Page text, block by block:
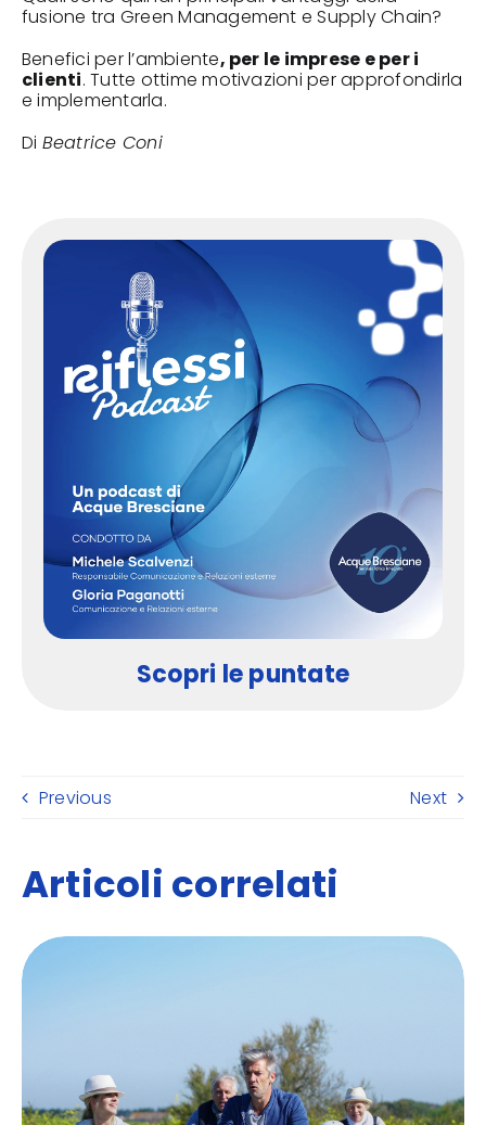
fusione tra Green Management e Supply Chain?
Benefici per l’ambiente, per le imprese e per i
clienti. Tutte ottime motivazioni per approfondirla
e implementarla.
Di Beatrice Coni
Scopri le puntate
Previous Next
Articoli correlati